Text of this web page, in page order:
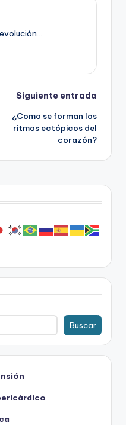
Siguiente entrada
¿Como se forman los
ritmos ectópicos del
corazón?
Buscar